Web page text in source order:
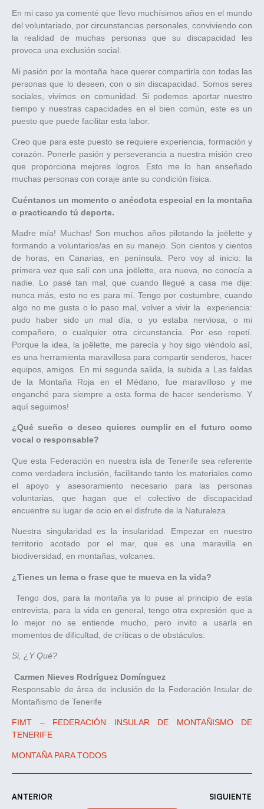
En mi caso ya comenté que llevo muchísimos años en el mundo
del voluntariado, por circunstancias personales, conviviendo con
la realidad de muchas personas que su discapacidad les
provoca una exclusión social.
Mi pasión por la montaña hace querer compartirla con todas las
personas que lo deseen, con o sin discapacidad. Somos seres
sociales, vivimos en comunidad. Si podemos aportar nuestro
tiempo y nuestras capacidades en el bien común, este es un
puesto que puede facilitar esta labor.
Creo que para este puesto se requiere experiencia, formación y
corazón. Ponerle pasión y perseverancia a nuestra misión creo
que proporciona mejores logros. Esto me lo han enseñado
muchas personas con coraje ante su condición física.
Cuéntanos un momento o anécdota especial en la montaña
o practicando tú deporte.
Madre mía! Muchas! Son muchos años pilotando la joëlette y
formando a voluntarios/as en su manejo. Son cientos y cientos
de horas, en Canarias, en península. Pero voy al inicio: la
primera vez que salí con una joëlette, era nueva, no conocía a
nadie. Lo pasé tan mal, que cuando llegué a casa me dije:
nunca más, esto no es para mí. Tengo por costumbre, cuando
algo no me gusta o lo paso mal, volver a vivir la experiencia:
pudo haber sido un mal día, o yo estaba nerviosa, o mi
compañero, o cualquier otra circunstancia. Por eso repetí.
Porque la idea, la joëlette, me parecía y hoy sigo viéndolo así,
es una herramienta maravillosa para compartir senderos, hacer
equipos, amigos. En mi segunda salida, la subida a Las faldas
de la Montaña Roja en el Médano, fue maravilloso y me
enganché para siempre a esta forma de hacer senderismo. Y
aquí seguimos!
¿Qué sueño o deseo quieres cumplir en el futuro como
vocal o responsable?
Que esta Federación en nuestra isla de Tenerife sea referente
como verdadera inclusión, facilitando tanto los materiales como
el apoyo y asesoramiento necesario para las personas
voluntarias, que hagan que el colectivo de discapacidad
encuentre su lugar de ocio en el disfrute de la Naturaleza.
Nuestra singularidad es la insularidad. Empezar en nuestro
territorio acotado por el mar, que es una maravilla en
biodiversidad, en montañas, volcanes.
¿Tienes un lema o frase que te mueva en la vida?
Tengo dos, para la montaña ya lo puse al principio de esta
entrevista, para la vida en general, tengo otra expresión que a
lo mejor no se entiende mucho, pero invito a usarla en
momentos de dificultad, de críticas o de obstáculos:
Si, ¿Y Qué?
Carmen Nieves Rodríguez Domínguez
Responsable de área de inclusión de la Federación Insular de
Montañismo de Tenerife
FIMT – FEDERACIÓN INSULAR DE MONTAÑISMO DE
TENERIFE
MONTAÑA PARA TODOS
ANTERIOR SIGUIENTE